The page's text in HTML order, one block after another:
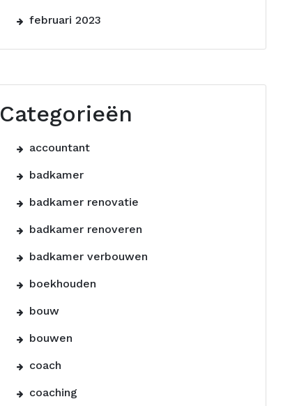
februari 2023
Categorieën
accountant
badkamer
badkamer renovatie
badkamer renoveren
badkamer verbouwen
boekhouden
bouw
bouwen
coach
coaching